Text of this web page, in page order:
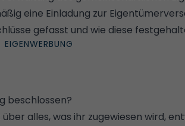
eine Einladung zur
gefasst und wie diese
beschlossen?
alles, was ihr zugewiesen wird,